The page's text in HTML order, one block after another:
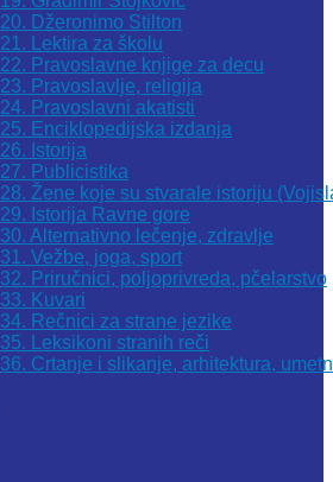
20. Džeronimo Stilton
21. Lektira za školu
22. Pravoslavne knjige za decu
23. Pravoslavlje, religija
24. Pravoslavni akatisti
25. Enciklopedijska izdanja
26. Istorija
27. Publicistika
28. Žene koje su stvarale istoriju
29. Istorija Ravne gore
30. Alternativno lečenje, zdravlje
31. Vežbe, joga, sport
32. Priručnici, poljoprivreda, pčelarstvo
33. Kuvari
34. Rečnici za strane jezike
35. Leksikoni stranih reči
36. Crtanje i slikanje, arhitektura,